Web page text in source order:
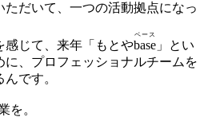
ただいて、一つの活動拠点になっ
感じて、来年「もとやbase
ベース
」とい
に、プロフェッショナルチームを
です。
を。